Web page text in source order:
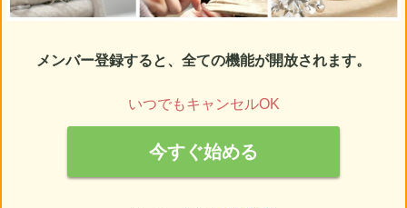
メンバー登録すると、全ての機能が開放されます。
いつでもキャンセルOK
今すぐ始める